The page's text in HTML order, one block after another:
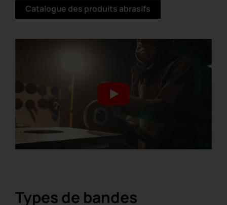
Catalogue des produits abrasifs
Types de bandes